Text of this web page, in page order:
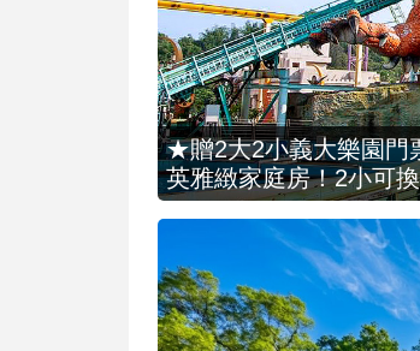
★贈2大2小義大樂園門
英雅緻家庭房！2小可